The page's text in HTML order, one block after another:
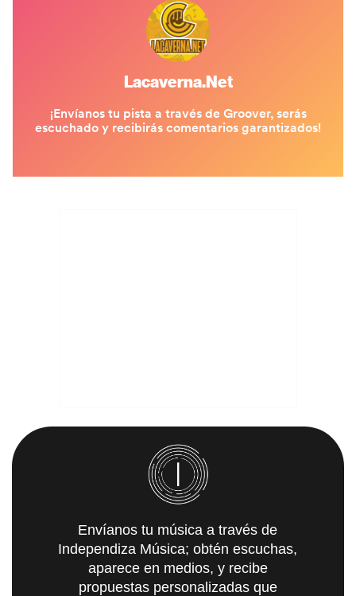
Envíanos tu música a través de
Independiza Música; obtén escuchas,
aparece en medios, y recibe
propuestas personalizadas que